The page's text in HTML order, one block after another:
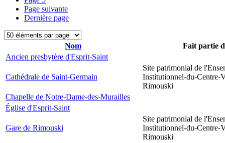
Page suivante
Dernière page
Nom
Fait partie
Ancien presbytère d'Esprit-Saint
Cathédrale de Saint-Germain
Site patrimonial de
Institutionnel-du-Centre-
Rimouski
Chapelle de Notre-Dame-des-Murailles
Église d'Esprit-Saint
Gare de Rimouski
Site patrimonial de
Institutionnel-du-Centre-
Rimouski